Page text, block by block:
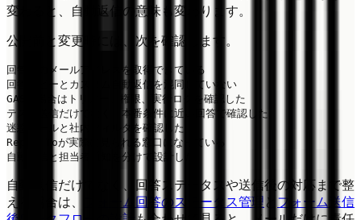
変わると、自動返信の意味も変わります。
公開前と変更時には、次を確認します。
回答者のメールアドレスを取得できている
回答コピーとカスタム自動返信を混同していない
GASの場合はトリガー、権限、実行ログを確認した
テスト送信だけでなく、本番条件に近い回答で確認した
迷惑メールと社内フィルタを確認した
Reply-Toが実際に見られる窓口になっている
自動返信だけでなく、回答ステータスや送信後の対応まで整
える場合は、
フォーム回答のステータス管理 と フォーム送信